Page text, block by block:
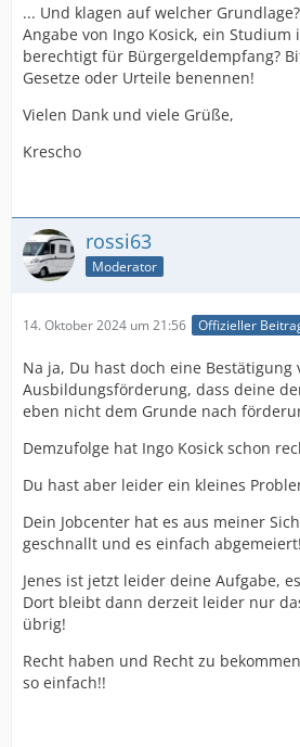
... Und klagen auf welcher
Angabe von Ingo Kosick, ein Studium
berechtigt für Bürgergeldempfang?
Gesetze oder Urteile benennen!
Vielen Dank und viele Grüße,
Krescho
rossi63
Moderator
14. Oktober 2024 um 21:56 Offizieller
Na ja, Du hast doch eine Bestätigung
Ausbildungsförderung, dass deine
eben nicht dem Grunde nach
Demzufolge hat Ingo Kosick schon
Du hast aber leider ein kleines
Dein Jobcenter hat es aus meiner
geschnallt und es einfach abgemeiert!
Jenes ist jetzt leider deine Aufgabe,
Dort bleibt dann derzeit leider nur
übrig!
Recht haben und Recht zu
so einfach!!